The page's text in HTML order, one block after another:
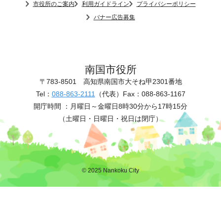
市役所のご案内 利用ガイドライン
プライバシーポリシー
バナー広告募集
南国市役所
〒783-8501 高知県南国市大そね甲2301番地
Tel： 088-863-2111 （代表） Fax：088-863-1167
開庁時間 ： 月曜日～金曜日8時30分から17時15分
（土曜日・日曜日・祝日は閉庁）
© 2025 Nankoku City